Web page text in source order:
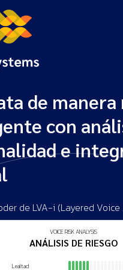
de manera
con
e
de LVA-i (Layered
VOICE RISK ANALYSIS
ANÁLISIS DE RIESGO
Lealtad
VOICE RISK ANALYSIS
ANÁLISIS DE RIESGO
Lealtad